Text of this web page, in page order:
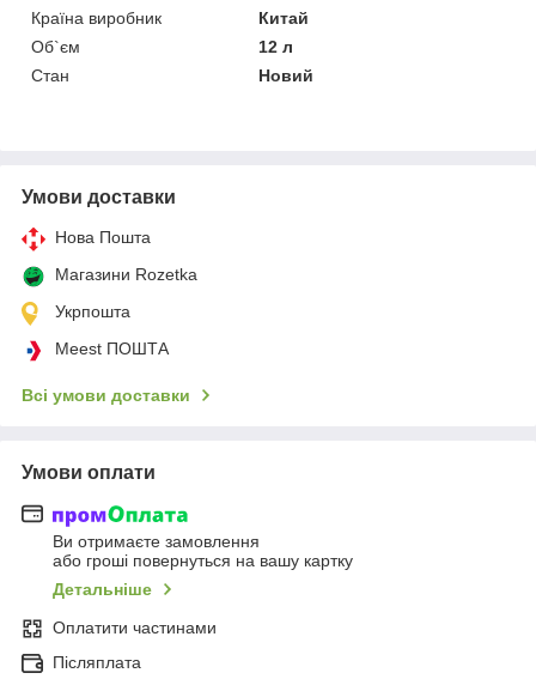
Країна виробник
Китай
Об`єм
12 л
Стан
Новий
Умови доставки
Нова Пошта
Магазини Rozetka
Укрпошта
Meest ПОШТА
Всі умови доставки
Умови оплати
Ви отримаєте замовлення
або гроші повернуться на вашу картку
Детальніше
Оплатити частинами
Післяплата